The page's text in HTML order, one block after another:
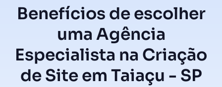
Benefícios de escolher
uma Agência
Especialista na Criação
de Site em Taiaçu - SP